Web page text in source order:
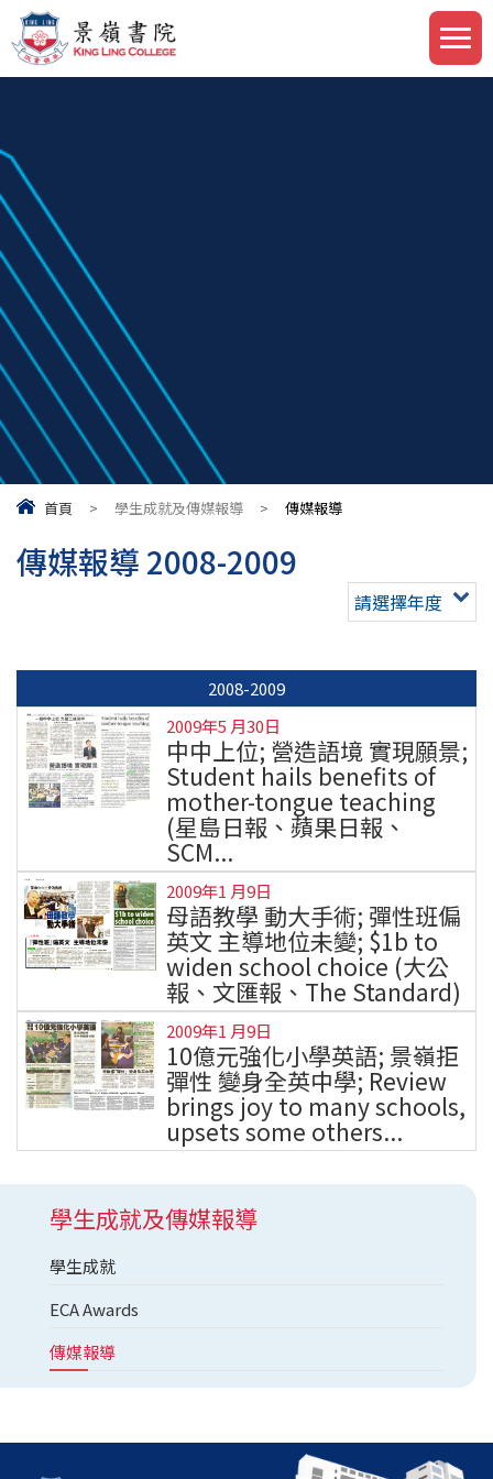
首頁 > 學生成就及傳媒報導 > 傳媒報導
傳媒報導 2008-2009
請選擇年度
2008-2009
2009年5 月30日
中中上位; 營造語境 實現願景;
Student hails benefits of
mother-tongue teaching
(星島日報、蘋果日報、
SCM...
2009年1 月9日
母語教學 動大手術; 彈性班偏
英文 主導地位未變; $1b to
widen school choice (大公
報、文匯報、The Standard)
2009年1 月9日
10億元強化小學英語; 景嶺拒
彈性 變身全英中學; Review
brings joy to many schools,
upsets some others...
學生成就及傳媒報導
學生成就
ECA Awards
傳媒報導